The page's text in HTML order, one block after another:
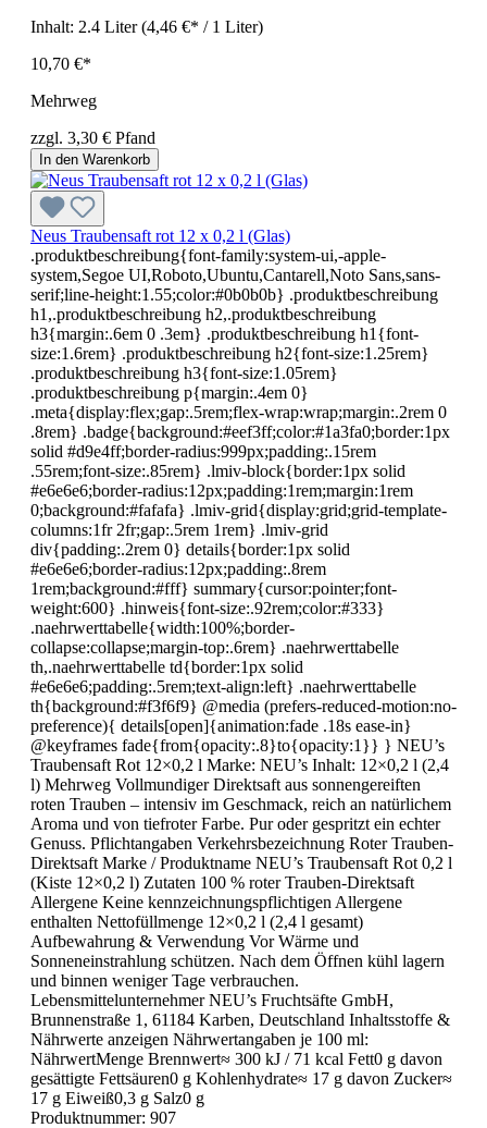
Inhalt: 2.4 Liter(4,46 €* / 1 Liter)
10,70 €*
Mehrweg
zzgl. 3,30 € Pfand
In den Warenkorb
Neus Traubensaft rot 12 x 0,2 l (Glas)
.produktbeschreibung{font-family:system-ui,-apple-
system,Segoe UI,Roboto,Ubuntu,Cantarell,Noto Sans,sans-
serif;line-height:1.55;color:#0b0b0b} .produktbeschreibung
h1,.produktbeschreibung h2,.produktbeschreibung
h3{margin:.6em 0 .3em} .produktbeschreibung h1{font-
size:1.6rem} .produktbeschreibung h2{font-size:1.25rem}
.produktbeschreibung h3{font-size:1.05rem}
.produktbeschreibung p{margin:.4em 0}
.meta{display:flex;gap:.5rem;flex-wrap:wrap;margin:.2rem 0
.8rem} .badge{background:#eef3ff;color:#1a3fa0;border:1px
solid #d9e4ff;border-radius:999px;padding:.15rem
.55rem;font-size:.85rem} .lmiv-block{border:1px solid
#e6e6e6;border-radius:12px;padding:1rem;margin:1rem
0;background:#fafafa} .lmiv-grid{display:grid;grid-template-
columns:1fr 2fr;gap:.5rem 1rem} .lmiv-grid
div{padding:.2rem 0} details{border:1px solid
#e6e6e6;border-radius:12px;padding:.8rem
1rem;background:#fff} summary{cursor:pointer;font-
weight:600} .hinweis{font-size:.92rem;color:#333}
.naehrwerttabelle{width:100%;border-
collapse:collapse;margin-top:.6rem} .naehrwerttabelle
th,.naehrwerttabelle td{border:1px solid
#e6e6e6;padding:.5rem;text-align:left} .naehrwerttabelle
th{background:#f3f6f9} @media (prefers-reduced-motion:no-
preference){ details[open]{animation:fade .18s ease-in}
@keyframes fade{from{opacity:.8}to{opacity:1}} } NEU’s
Traubensaft Rot 12×0,2 l Marke: NEU’s Inhalt: 12×0,2 l (2,4
l) Mehrweg Vollmundiger Direktsaft aus sonnengereiften
roten Trauben – intensiv im Geschmack, reich an natürlichem
Aroma und von tiefroter Farbe. Pur oder gespritzt ein echter
Genuss. Pflichtangaben Verkehrsbezeichnung Roter Trauben-
Direktsaft Marke / Produktname NEU’s Traubensaft Rot 0,2 l
(Kiste 12×0,2 l) Zutaten 100 % roter Trauben-Direktsaft
Allergene Keine kennzeichnungspflichtigen Allergene
enthalten Nettofüllmenge 12×0,2 l (2,4 l gesamt)
Aufbewahrung & Verwendung Vor Wärme und
Sonneneinstrahlung schützen. Nach dem Öffnen kühl lagern
und binnen weniger Tage verbrauchen.
Lebensmittelunternehmer NEU’s Fruchtsäfte GmbH,
Brunnenstraße 1, 61184 Karben, Deutschland Inhaltsstoffe &
Nährwerte anzeigen Nährwertangaben je 100 ml:
NährwertMenge Brennwert≈ 300 kJ / 71 kcal Fett0 g davon
gesättigte Fettsäuren0 g Kohlenhydrate≈ 17 g davon Zucker≈
17 g Eiweiß0,3 g Salz0 g
Produktnummer: 907